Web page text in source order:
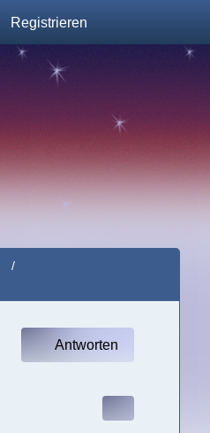
Registrieren
Antworten